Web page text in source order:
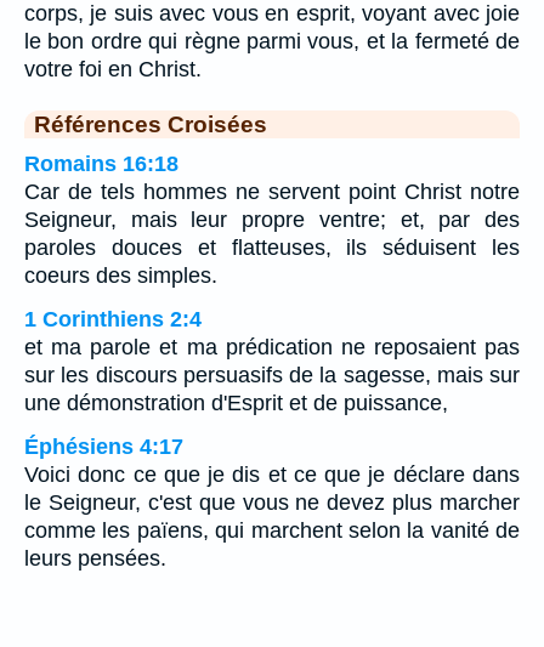
corps, je suis avec vous en esprit, voyant avec joie
le bon ordre qui règne parmi vous, et la fermeté de
votre foi en Christ.
Références Croisées
Romains 16:18
Car de tels hommes ne servent point Christ notre
Seigneur, mais leur propre ventre; et, par des
paroles douces et flatteuses, ils séduisent les
coeurs des simples.
1 Corinthiens 2:4
et ma parole et ma prédication ne reposaient pas
sur les discours persuasifs de la sagesse, mais sur
une démonstration d'Esprit et de puissance,
Éphésiens 4:17
Voici donc ce que je dis et ce que je déclare dans
le Seigneur, c'est que vous ne devez plus marcher
comme les païens, qui marchent selon la vanité de
leurs pensées.